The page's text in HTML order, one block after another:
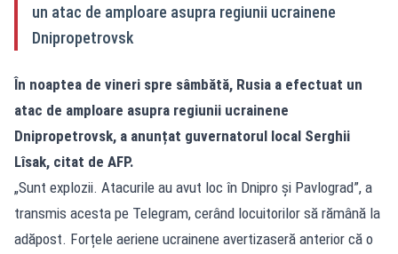
un atac de amploare asupra regiunii ucrainene
Dnipropetrovsk
În noaptea de vineri spre sâmbătă, Rusia a efectuat un
atac de amploare asupra regiunii ucrainene
Dnipropetrovsk, a anunțat guvernatorul local Serghii
Lîsak, citat de AFP.
„Sunt explozii. Atacurile au avut loc în Dnipro și Pavlograd”, a
transmis acesta pe Telegram, cerând locuitorilor să rămână la
adăpost. Forțele aeriene ucrainene avertizaseră anterior că o